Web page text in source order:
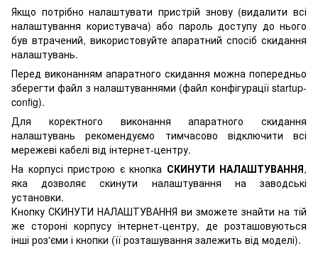
Якщо потрібно налаштувати пристрій знову (видалити всі
налаштування користувача) або пароль доступу до нього
був втрачений, використовуйте апаратний спосіб скидання
налаштувань.
Перед виконанням апаратного скидання можна попередньо
зберегти файл з налаштуваннями (файл конфігурації startup-
config).
Для коректного виконання апаратного скидання
налаштувань рекомендуємо тимчасово відключити всі
мережеві кабелі від інтернет-центру.
На корпусі пристрою є кнопка СКИНУТИ НАЛАШТУВАННЯ,
яка дозволяє скинути налаштування на заводські
установки.
Кнопку СКИНУТИ НАЛАШТУВАННЯ ви зможете знайти на тій
же стороні корпусу інтернет-центру, де розташовуються
інші роз'єми і кнопки (її розташування залежить від моделі).